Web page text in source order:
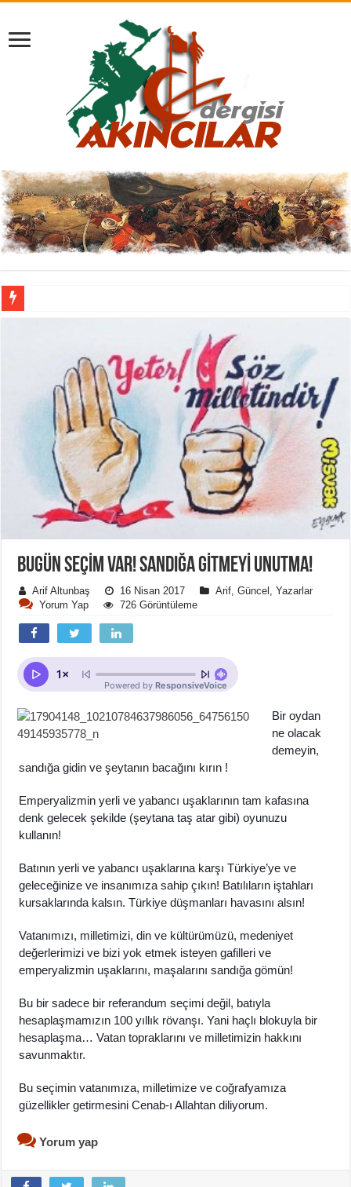
BUGÜN SEÇIM VAR! SANDIĞA GITMEYI UNUTMA!
Arif Altunbaş 16 Nisan 2017 Arif ,Güncel ,Yazarlar
Yorum Yap
726 Görüntüleme
Bir oydan
ne olacak
demeyin,
sandığa gidin ve şeytanın bacağını kırın !
Emperyalizmin yerli ve yabancı uşaklarının tam kafasına
denk gelecek şekilde (şeytana taş atar gibi) oyunuzu
kullanın!
Batının yerli ve yabancı uşaklarına karşı Türkiye’ye ve
geleceğinize ve insanımıza sahip çıkın! Batılıların iştahları
kursaklarında kalsın. Türkiye düşmanları havasını alsın!
Vatanımızı, milletimizi, din ve kültürümüzü, medeniyet
değerlerimizi ve bizi yok etmek isteyen gafilleri ve
emperyalizmin uşaklarını, maşalarını sandığa gömün!
Bu bir sadece bir referandum seçimi değil, batıyla
hesaplaşmamızın 100 yıllık rövanşı. Yani haçlı blokuyla bir
hesaplaşma… Vatan topraklarını ve milletimizin hakkını
savunmaktır.
Bu seçimin vatanımıza, milletimize ve coğrafyamıza
güzellikler getirmesini Cenab-ı Allahtan diliyorum.
Yorum yap